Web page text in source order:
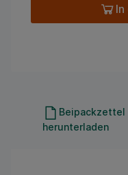
Beipackzettel
herunterladen